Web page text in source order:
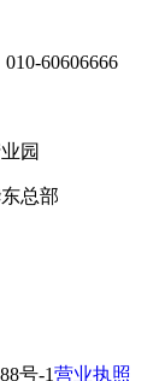
60606666
园
总部
号-1营业执照